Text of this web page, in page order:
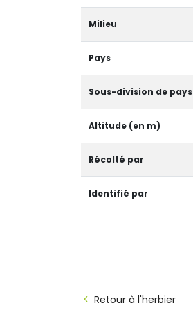
Milieu
Pays
Sous-division de pays
Altitude (en m)
Récolté par
Identifié par
Retour à l'herbier